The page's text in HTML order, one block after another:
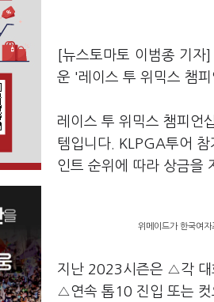
[뉴스토마토 이범종 기자]
운 '레이스 투 위믹스 챔
레이스 투 위믹스 챔피언
템입니다. KLPGA투어
인트 순위에 따라 상금을
위메이드가 한국여
지난 2023시즌은 △각 대
△연속 톱10 진입 또는 컷